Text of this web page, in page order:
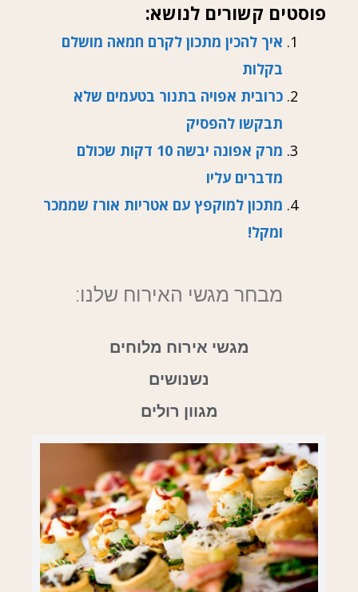
פוסטים קשורים לנושא:
איך להכין מתכון לקרם חמאה מושלם
בקלות
כרובית אפויה בתנור בטעמים שלא
תבקשו להפסיק
מרק אפונה יבשה 10 דקות שכולם
מדברים עליו
מתכון למוקפץ עם אטריות אורז שממכר
ומקל!
מבחר מגשי האירוח שלנו:
מגשי אירוח מלוחים
נשנושים
מגוון רולים